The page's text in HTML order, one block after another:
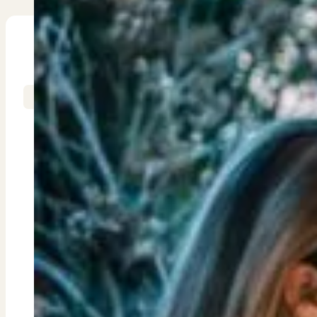
Bekijk ons huuraanbod..
Nieuwbouw projecten
De toekomst, te koop..
Diensten
Verkoop
Begeleiding naar een succesvolle verkoop
Aankoop
Samen vinden wij jouw droomwoning
Taxatie
Voldoe aan alle wettelijke eisen
Stille Verkoop
Verkoop jouw huis discreet..
Nieuwbouw verkopen
Vraagt om specialistische kennis...
Verhuren
Verhuur uw woning via ons netwerk
Verhuur & Beheer
Huurwoningen én beheer op maat
2 min. leestijd PUUR Makelaars
In het laatste
vraagprijs.
NVM-voorzitter
passende
de
moeten we